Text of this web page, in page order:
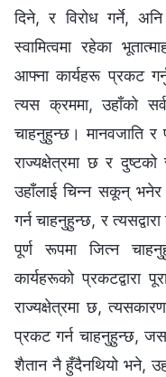
दिने, र विरोध गर्ने,
स्वामित्वमा रहेका
आफ्‍ना कार्यहरू प्रकट
त्यस क्रममा, उहाँको
चाहनुहुन्छ। मानवजाति
राज्यक्षेत्रमा छ र
उहाँलाई चिन्‍न सकून्
गर्न चाहनुहुन्छ, र
पूर्ण रूपमा जित्‍न
कार्यहरूको प्रकटद्वारा
राज्यक्षेत्रमा छ,
प्रकट गर्न चाहनुहुन्छ,
शैतान नै हुँदैनथियो भने,